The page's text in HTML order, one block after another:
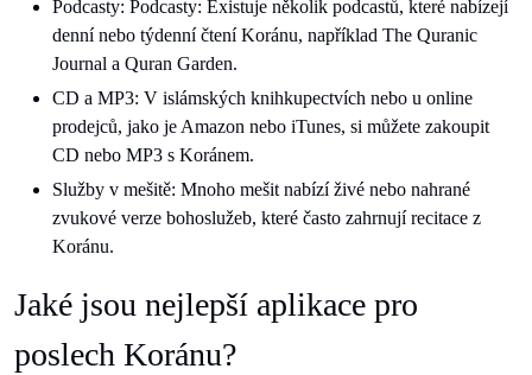
Podcasty: Podcasty: Existuje několik podcastů, které nabízejí
denní nebo týdenní čtení Koránu, například The Quranic
Journal a Quran Garden.
CD a MP3: V islámských knihkupectvích nebo u online
prodejců, jako je Amazon nebo iTunes, si můžete zakoupit
CD nebo MP3 s Koránem.
Služby v mešitě: Mnoho mešit nabízí živé nebo nahrané
zvukové verze bohoslužeb, které často zahrnují recitace z
Koránu.
Jaké jsou nejlepší aplikace pro
poslech Koránu?